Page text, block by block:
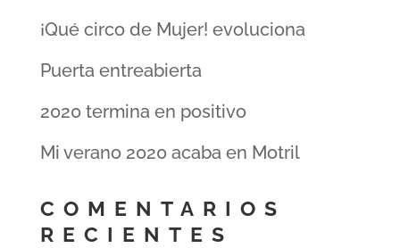
¡Qué circo de Mujer! evoluciona
Puerta entreabierta
2020 termina en positivo
Mi verano 2020 acaba en Motril
COMENTARIOS
RECIENTES